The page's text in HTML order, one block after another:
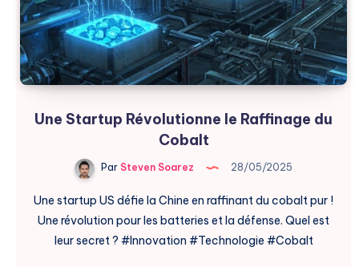
Une Startup Révolutionne le Raffinage du
Cobalt
Par Steven Soarez 28/05/2025
Une startup US défie la Chine en raffinant du cobalt pur !
Une révolution pour les batteries et la défense. Quel est
leur secret ? #Innovation #Technologie #Cobalt